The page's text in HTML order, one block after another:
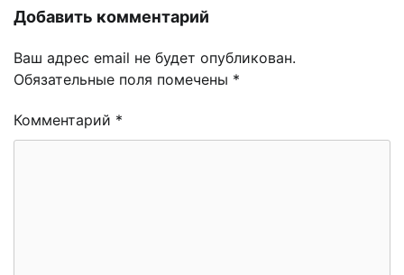
Добавить комментарий
Ваш адрес email не будет опубликован.
Обязательные поля помечены *
Комментарий *